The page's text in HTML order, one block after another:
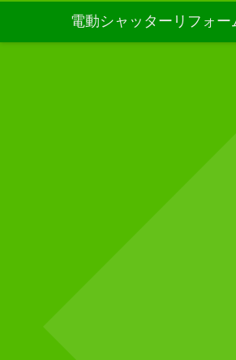
電動シャッターリフォー